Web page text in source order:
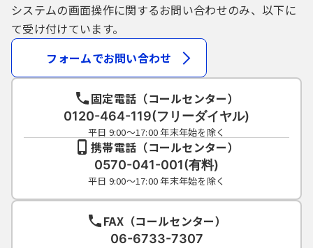
システムの画面操作に関するお問い合わせのみ、以下に
て受け付けています。
フォームでお問い合わせ
固定電話（コールセンター）
0120-464-119(フリーダイヤル)
平日 9:00～17:00 年末年始を除く
携帯電話（コールセンター）
0570-041-001(有料)
平日 9:00～17:00 年末年始を除く
FAX（コールセンター）
06-6733-7307